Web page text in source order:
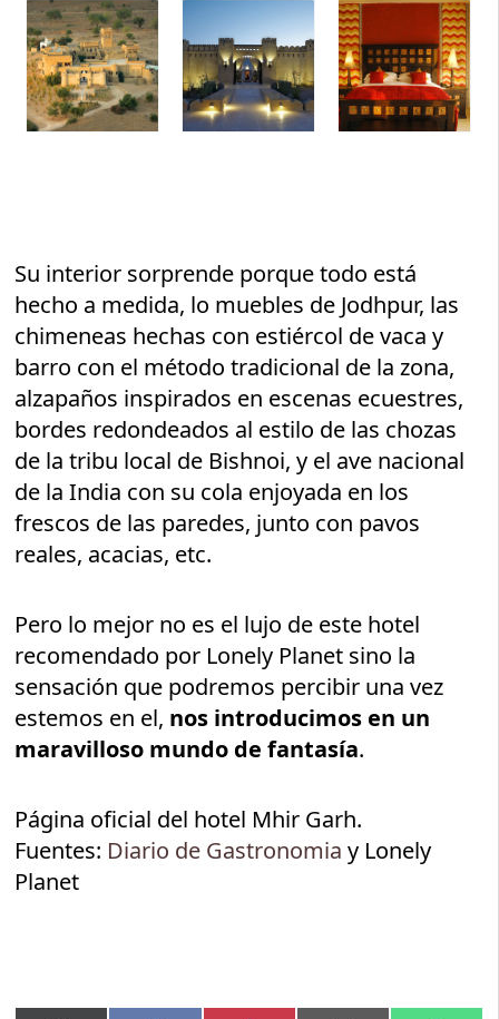
Su interior sorprende porque todo está
hecho a medida, lo muebles de Jodhpur, las
chimeneas hechas con estiércol de vaca y
barro con el método tradicional de la zona,
alzapaños inspirados en escenas ecuestres,
bordes redondeados al estilo de las chozas
de la tribu local de Bishnoi, y el ave nacional
de la India con su cola enjoyada en los
frescos de las paredes, junto con pavos
reales, acacias, etc.
Pero lo mejor no es el lujo de este hotel
recomendado por Lonely Planet sino la
sensación que podremos percibir una vez
estemos en el, nos introducimos en un
maravilloso mundo de fantasía.
Página oficial del hotel Mhir Garh.
Fuentes: Diario de Gastronomia y Lonely
Planet